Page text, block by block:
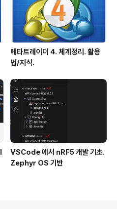
메타트레이더 4. 체계정리. 활용
법/지식.
VSCode 에서 nRF5 개발 기초.
Zephyr OS 기반